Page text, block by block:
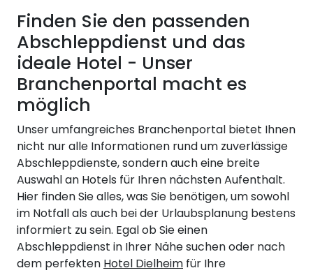
Finden Sie den passenden
Abschleppdienst und das
ideale Hotel - Unser
Branchenportal macht es
möglich
Unser umfangreiches Branchenportal bietet Ihnen
nicht nur alle Informationen rund um zuverlässige
Abschleppdienste, sondern auch eine breite
Auswahl an Hotels für Ihren nächsten Aufenthalt.
Hier finden Sie alles, was Sie benötigen, um sowohl
im Notfall als auch bei der Urlaubsplanung bestens
informiert zu sein. Egal ob Sie einen
Abschleppdienst in Ihrer Nähe suchen oder nach
dem perfekten Hotel Dielheim für Ihre